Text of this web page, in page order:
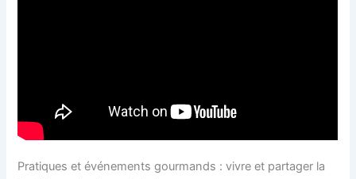
Pratiques et événements gourmands : vivre et partager la